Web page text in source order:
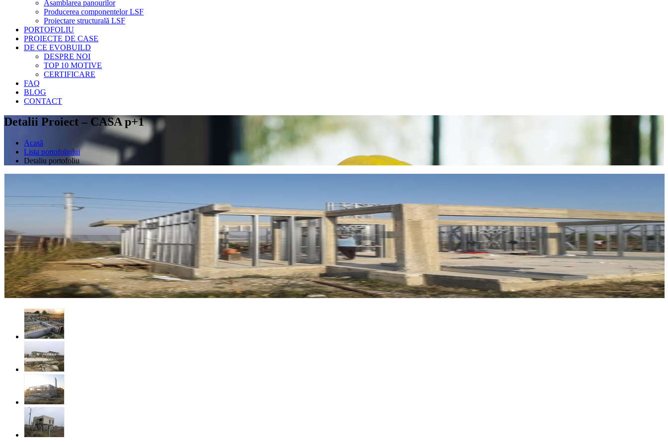
Asamblarea panourilor
Producerea componentelor LSF
Proiectare structurală LSF
PORTOFOLIU
PROIECTE DE CASE
DE CE EVOBUILD
DESPRE NOI
TOP 10 MOTIVE
CERTIFICARE
FAQ
BLOG
CONTACT
Detalii Proiect – CASA p+1
Acasă
Lista portofoliului
Detaliu portofoliu